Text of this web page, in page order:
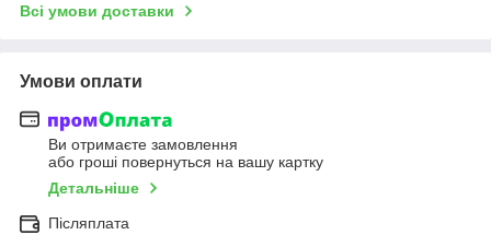
Всі умови доставки
Умови оплати
Ви отримаєте замовлення
або гроші повернуться на вашу картку
Детальніше
Післяплата